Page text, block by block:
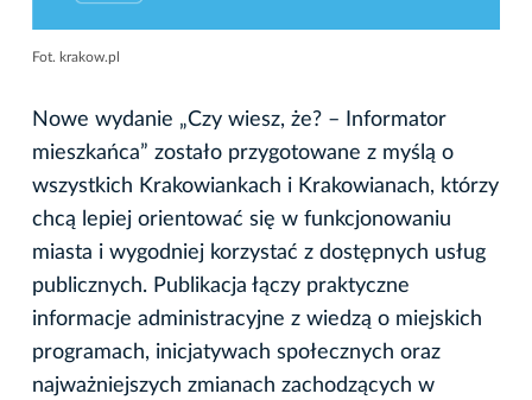
Fot. krakow.pl
Nowe wydanie „Czy wiesz, że? – Informator
mieszkańca” zostało przygotowane z myślą o
wszystkich Krakowiankach i Krakowianach, którzy
chcą lepiej orientować się w funkcjonowaniu
miasta i wygodniej korzystać z dostępnych usług
publicznych. Publikacja łączy praktyczne
informacje administracyjne z wiedzą o miejskich
programach, inicjatywach społecznych oraz
najważniejszych zmianach zachodzących w